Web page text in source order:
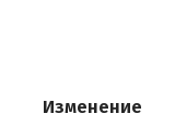
Изменение